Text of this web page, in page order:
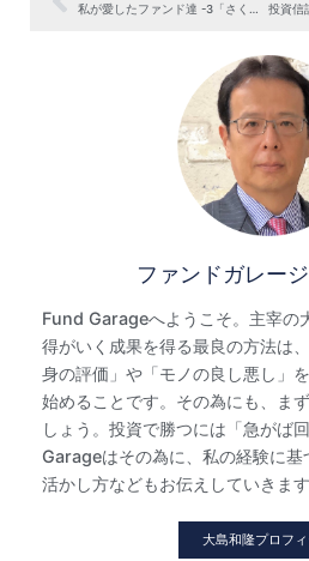
私が愛したファンド達 -3「さくらCBファンド9404」
ファンドガレー
Fund Garageへようこそ。主宰の
得がいく成果を得る最良の方法は
身の評価」や「モノの良し悪し」
始めることです。その為にも、ま
しょう。投資で勝つには「急がば
Garageはその為に、私の経験に基
活かし方などもお伝えしていきます
大島和隆プロフ